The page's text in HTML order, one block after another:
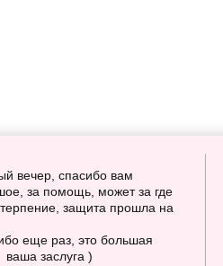
вечер, спасибо вам
за помощь, может за где
терпение, защита прошла на
еще раз, это большая
ваша заслуга )